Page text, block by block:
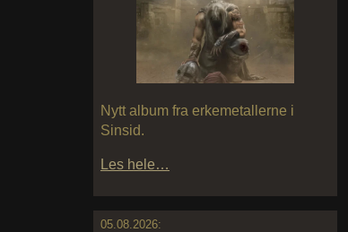
Nytt album fra erkemetallerne i
Sinsid.
Les hele…
05.08.2026: